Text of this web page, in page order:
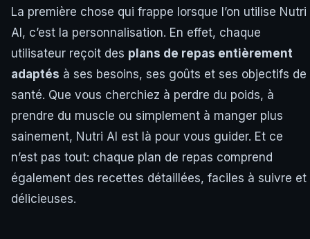
La première chose qui frappe lorsque l’on utilise Nutri
AI, c’est la personnalisation. En effet, chaque
utilisateur reçoit des plans de repas entièrement
adaptés à ses besoins, ses goûts et ses objectifs de
santé. Que vous cherchiez à perdre du poids, à
prendre du muscle ou simplement à manger plus
sainement, Nutri AI est là pour vous guider. Et ce
n’est pas tout: chaque plan de repas comprend
également des recettes détaillées, faciles à suivre et
délicieuses.